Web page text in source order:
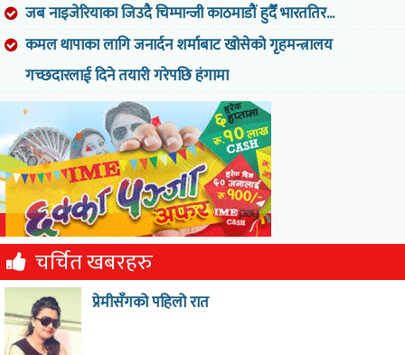
जब नाइजेरियाका जिउदै चिम्पान्जी काठमाडौं हुदैँ भारततिर...
कमल थापाका लागि जनार्दन शर्माबाट खोसेको गृहमन्त्रालय
गच्छदारलाई दिने तयारी गरेपछि हंगामा
चर्चित खबरहरु
प्रेमीसँगको पहिलो रात